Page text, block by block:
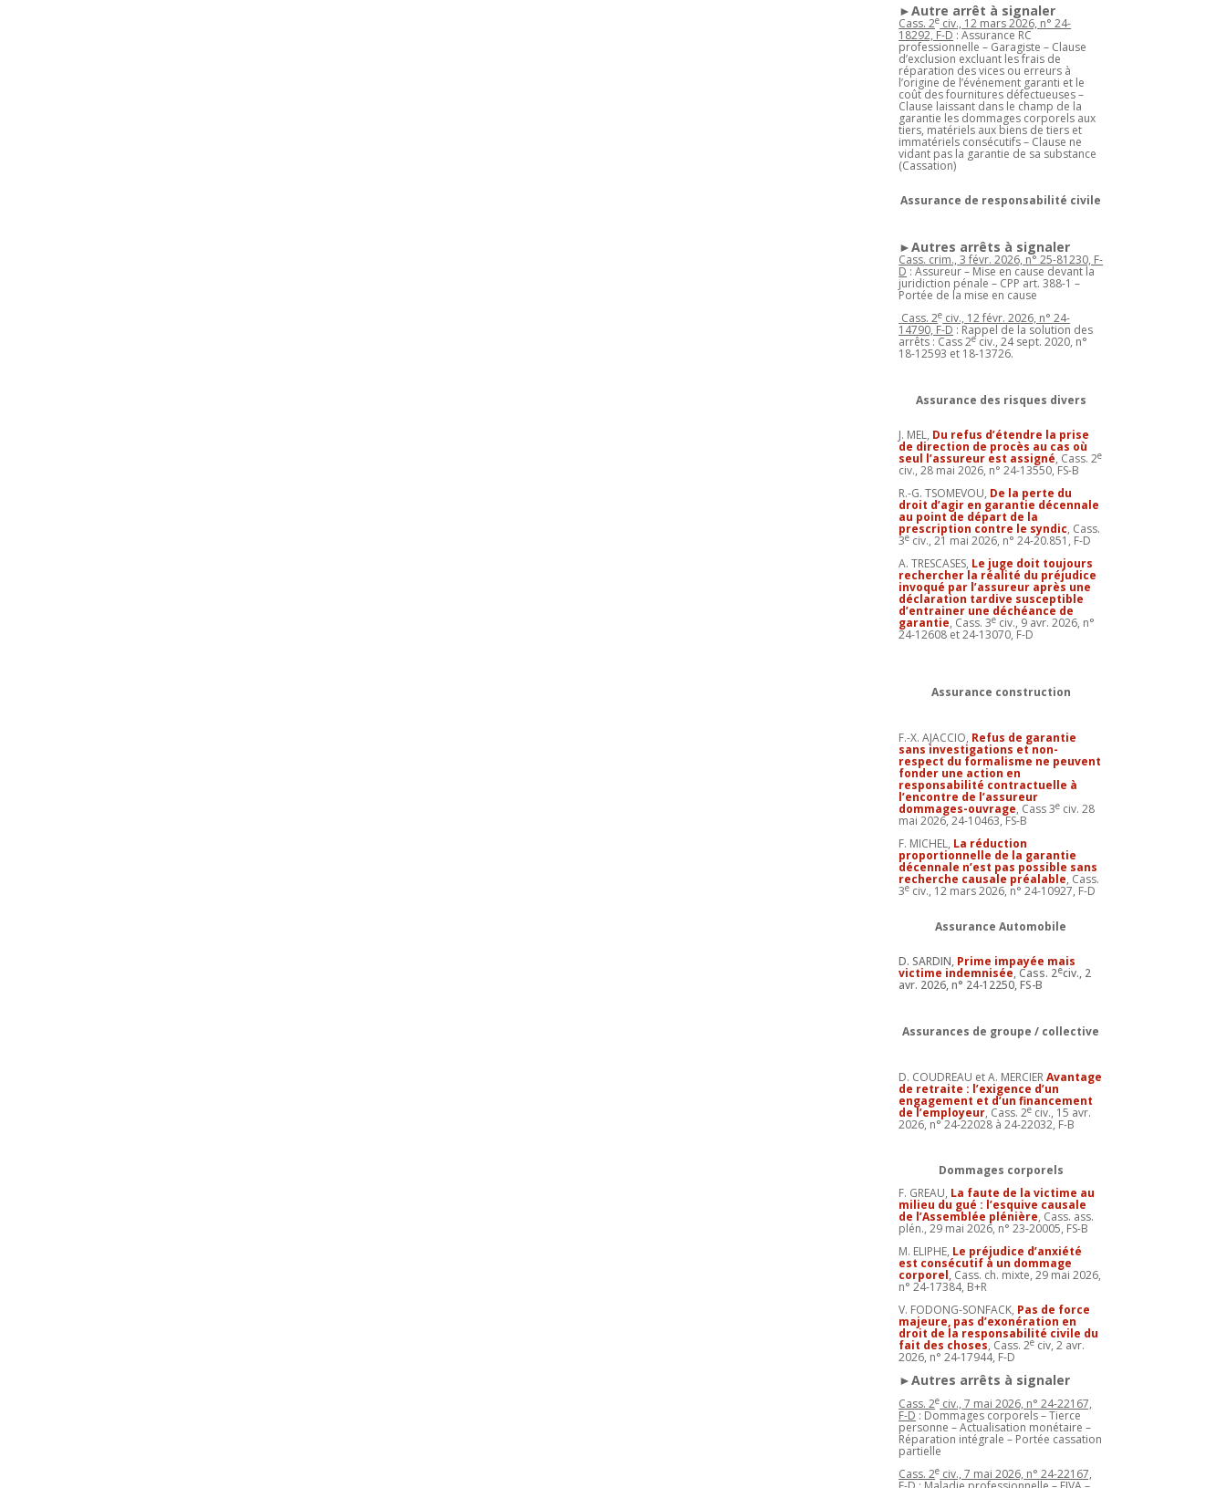
►Autre arrêt à signaler
Cass. 2e civ., 12 mars 2026, n° 24-
18292, F-D : Assurance RC
professionnelle – Garagiste – Clause
d’exclusion excluant les frais de
réparation des vices ou erreurs à
l’origine de l’événement garanti et le
coût des fournitures défectueuses –
Clause laissant dans le champ de la
garantie les dommages corporels aux
tiers, matériels aux biens de tiers et
immatériels consécutifs – Clause ne
vidant pas la garantie de sa substance
(Cassation)
Assurance de responsabilité civile
►Autres arrêts à signaler
Cass. crim., 3 févr. 2026, n° 25-81230, F-
D : Assureur – Mise en cause devant la
juridiction pénale – CPP art. 388-1 –
Portée de la mise en cause
Cass. 2e civ., 12 févr. 2026, n° 24-
14790, F-D : Rappel de la solution des
arrêts : Cass 2e civ., 24 sept. 2020, n°
18-12593 et 18-13726.
Assurance des risques divers
J. MEL, Du refus d’étendre la prise
de direction de procès au cas où
seul l’assureur est assigné, Cass. 2e
civ., 28 mai 2026, n° 24-13550, FS-B
R.-G. TSOMEVOU, De la perte du
droit d’agir en garantie décennale
au point de départ de la
prescription contre le syndic, Cass.
3e civ., 21 mai 2026, n° 24-20.851, F-D
A. TRESCASES, Le juge doit toujours
rechercher la réalité du préjudice
invoqué par l’assureur après une
déclaration tardive susceptible
d’entrainer une déchéance de
garantie, Cass. 3e civ., 9 avr. 2026, n°
24-12608 et 24-13070, F-D
Assurance construction
F.-X. AJACCIO, Refus de garantie
sans investigations et non-
respect du formalisme ne peuvent
fonder une action en
responsabilité contractuelle à
l’encontre de l’assureur
dommages-ouvrage, Cass 3e civ. 28
mai 2026, 24-10463, FS-B
F. MICHEL, La réduction
proportionnelle de la garantie
décennale n’est pas possible sans
recherche causale préalable, Cass.
3e civ., 12 mars 2026, n° 24-10927, F-D
Assurance Automobile
D. SARDIN, Prime impayée mais
victime indemnisée, Cass. 2eciv., 2
avr. 2026, n° 24-12250, FS-B
Assurances de groupe / collective
D. COUDREAU et A. MERCIERAvantage
de retraite : l’exigence d’un
engagement et d’un financement
de l’employeur, Cass. 2e civ., 15 avr.
2026, n° 24-22028 à 24-22032, F-B
Dommages corporels
F. GREAU, La faute de la victime au
milieu du gué : l’esquive causale
de l’Assemblée plénière, Cass. ass.
plén., 29 mai 2026, n° 23-20005, FS-B
M. ELIPHE, Le préjudice d’anxiété
est consécutif à un dommage
corporel, Cass. ch. mixte, 29 mai 2026,
n° 24-17384, B+R
V. FODONG-SONFACK, Pas de force
majeure, pas d’exonération en
droit de la responsabilité civile du
fait des choses, Cass. 2e civ, 2 avr.
2026, n° 24-17944, F-D
►Autres arrêts à signaler
Cass. 2e civ., 7 mai 2026, n° 24-22167,
F-D : Dommages corporels – Tierce
personne – Actualisation monétaire –
Réparation intégrale – Portée cassation
partielle
Cass. 2e civ., 7 mai 2026, n° 24-22167,